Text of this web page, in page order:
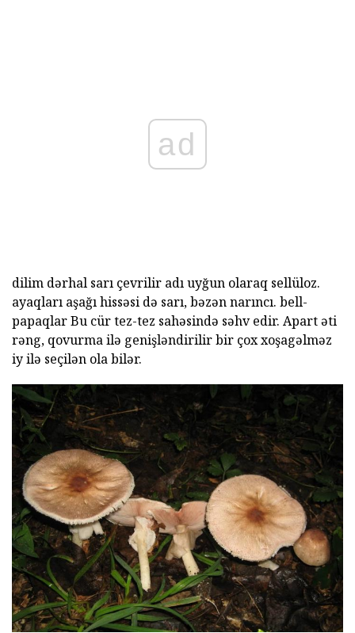
ad
dilim dərhal sarı çevrilir adı uyğun olaraq sellüloz.
ayaqları aşağı hissəsi də sarı, bəzən narıncı. bell-
papaqlar Bu cür tez-tez sahəsində səhv edir. Apart əti
rəng, qovurma ilə genişləndirilir bir çox xoşagəlməz
iy ilə seçilən ola bilər.